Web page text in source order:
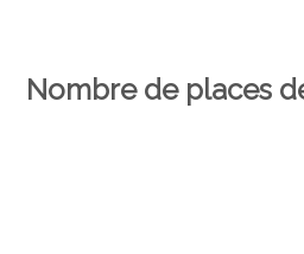
Nombre de places